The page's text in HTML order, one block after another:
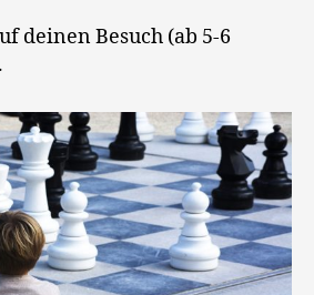
deinen Besuch (ab 5-6